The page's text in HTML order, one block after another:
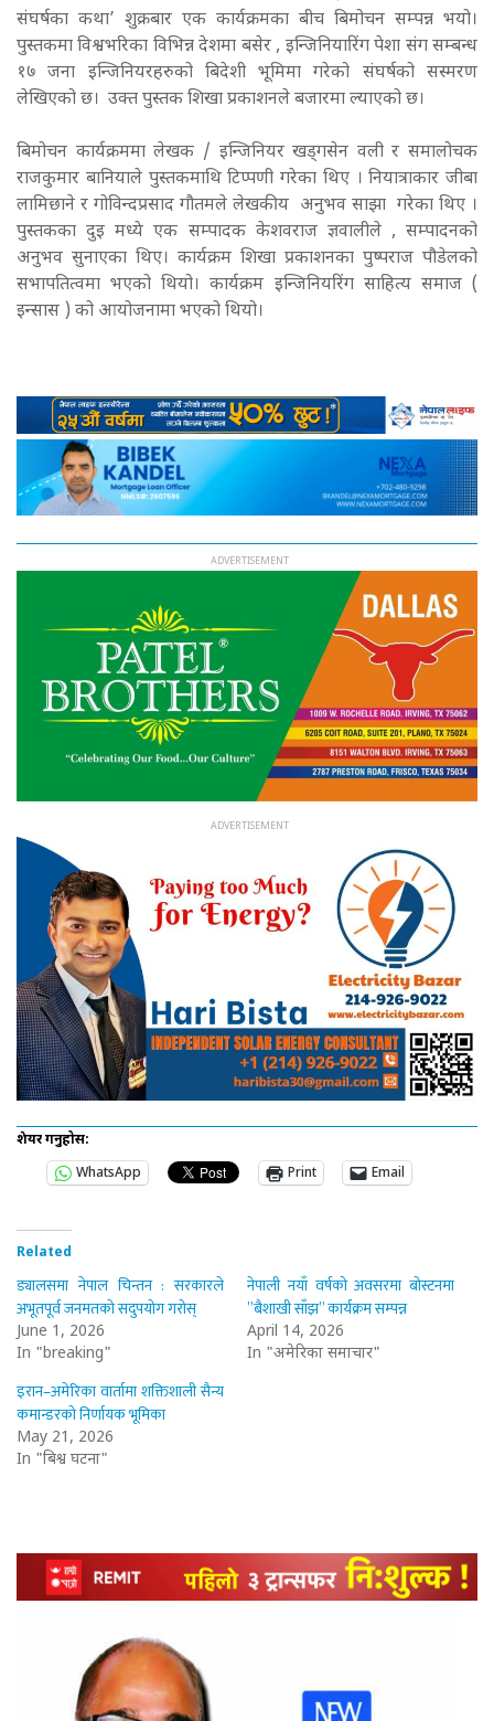
संघर्षका कथा’ शुक्रबार एक कार्यक्रमका बीच बिमोचन सम्पन्न भयो।
पुस्तकमा विश्वभरिका विभिन्न देशमा बसेर , इन्जिनियारिंग पेशा संग सम्बन्ध
१७ जना इन्जिनियरहरुको बिदेशी भूमिमा गरेको संघर्षको सस्मरण
लेखिएको छ। उक्त पुस्तक शिखा प्रकाशनले बजारमा ल्याएको छ।
बिमोचन कार्यक्रममा लेखक / इन्जिनियर खड्गसेन वली र समालोचक
राजकुमार बानियाले पुस्तकमाथि टिप्पणी गरेका थिए । नियात्राकार जीबा
लामिछाने र गोविन्दप्रसाद गौतमले लेखकीय अनुभव साझा गरेका थिए ।
पुस्तकका दुइ मध्ये एक सम्पादक केशवराज ज्ञवालीले , सम्पादनको
अनुभव सुनाएका थिए। कार्यक्रम शिखा प्रकाशनका पुष्पराज पौडेलको
सभापतित्वमा भएको थियो। कार्यक्रम इन्जिनियरिंग साहित्य समाज (
इन्सास ) को आयोजनामा भएको थियो।
शेयर गर्नुहोस:
WhatsApp
Print Email
Related
ड्यालसमा नेपाल चिन्तन : सरकारले
अभूतपूर्व जनमतको सदुपयोग गरोस्
June 1, 2026
In "breaking"
नेपाली नयाँ वर्षको अवसरमा बोस्टनमा
”बैशाखी साँझ” कार्यक्रम सम्पन्न
April 14, 2026
In "अमेरिका समाचार"
इरान–अमेरिका वार्तामा शक्तिशाली सैन्य
कमान्डरको निर्णायक भूमिका
May 21, 2026
In "बिश्व घटना"